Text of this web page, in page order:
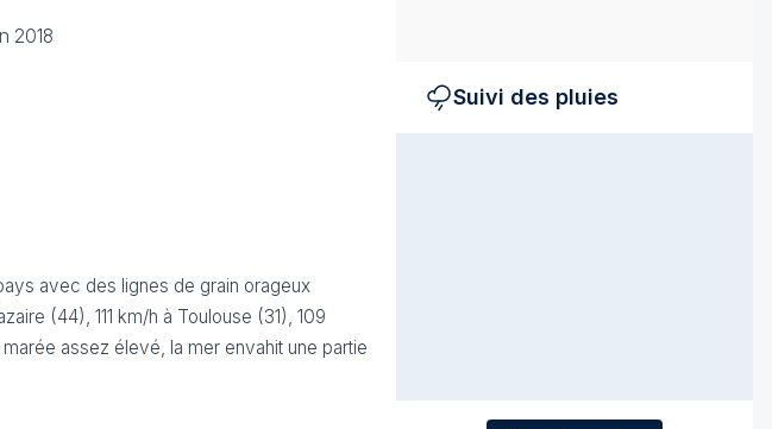
2018
avec des lignes de grain orageux
(44), 111 km/h à Toulouse (31), 109
assez élevé, la mer envahit une partie
Suivi des pluies